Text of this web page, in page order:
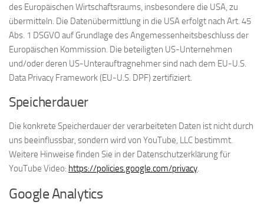
des Europäischen Wirtschaftsraums, insbesondere die USA, zu
übermitteln. Die Datenübermittlung in die USA erfolgt nach Art. 45
Abs. 1 DSGVO auf Grundlage des Angemessenheitsbeschluss der
Europäischen Kommission. Die beteiligten US-Unternehmen
und/oder deren US-Unterauftragnehmer sind nach dem EU-U.S.
Data Privacy Framework (EU-U.S. DPF) zertifiziert.
Speicherdauer
Die konkrete Speicherdauer der verarbeiteten Daten ist nicht durch
uns beeinflussbar, sondern wird von YouTube, LLC bestimmt.
Weitere Hinweise finden Sie in der Datenschutzerklärung für
YouTube Video: https://policies.google.com/privacy.
Google Analytics